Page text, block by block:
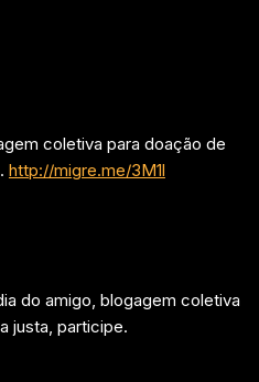
coletiva para doação de
http://migre.me/3M1l
do amigo, blogagem coletiva
justa, participe.